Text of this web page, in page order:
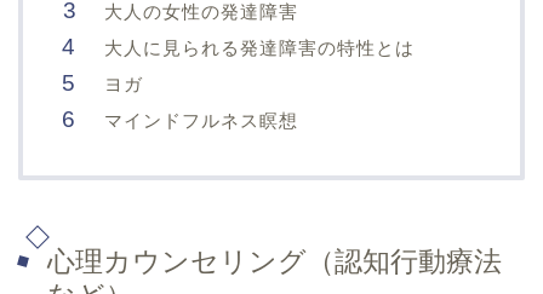
大人の女性の発達障害
大人に見られる発達障害の特性とは
ヨガ
マインドフルネス瞑想
心理カウンセリング（認知行動療法